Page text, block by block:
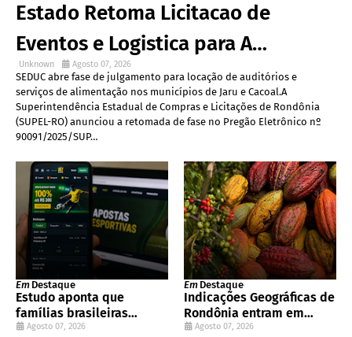
Estado Retoma Licitacao de
Eventos e Logistica para A
Educacao em Rondônia
Unknown Agosto 07, 2026
SEDUC abre fase de julgamento para locação de auditórios e
serviços de alimentação nos municípios de Jaru e Cacoal.A
Superintendência Estadual de Compras e Licitações de Rondônia
(SUPEL-RO) anunciou a retomada de fase no Pregão Eletrônico nº
90091/2025/SUP…
Em Destaque
Estudo aponta que
famílias brasileiras
tiveram perda líquida de
Agosto 07, 2026
Em Destaque
Indicações Geográficas de
Rondônia entram em
programa internacional
Agosto 07, 2026